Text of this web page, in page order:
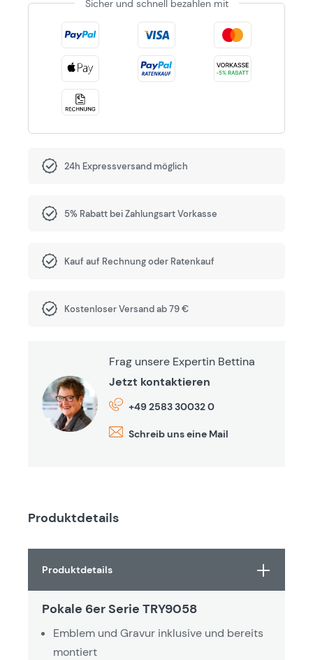
Sicher und schnell bezahlen mit
24h Expressversand möglich
5% Rabatt bei Zahlungsart Vorkasse
Kauf auf Rechnung oder Ratenkauf
Kostenloser Versand ab 79 €
Frag unsere Expertin Bettina
Jetzt kontaktieren
+49 2583 30032 0
Schreib uns eine Mail
Produktdetails
Produktdetails
Pokale 6er Serie TRY9058
Emblem und Gravur inklusive und bereits
montiert